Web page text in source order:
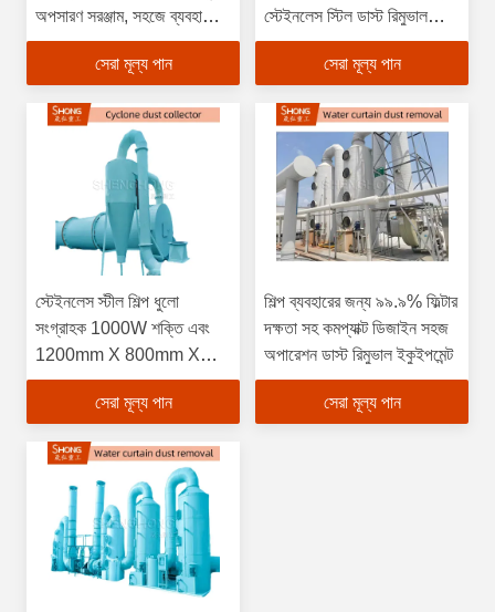
অপসারণ সরঞ্জাম, সহজে ব্যবহারের
জন্য
সেরা মূল্য পান
স্টেইনলেস স্টিল ডাস্ট রিমুভাল
সরঞ্জাম
সেরা মূল্য পান
স্টেইনলেস স্টীল শিল্প ধুলো
সংগ্রাহক 1000W শক্তি এবং
1200mm X 800mm X
1500mm মাত্রা সঙ্গে
সেরা মূল্য পান
শিল্প ব্যবহারের জন্য ৯৯.৯% ফিল্টার
দক্ষতা সহ কমপ্যাক্ট ডিজাইন সহজ
অপারেশন ডাস্ট রিমুভাল ইকুইপমেন্ট
সেরা মূল্য পান